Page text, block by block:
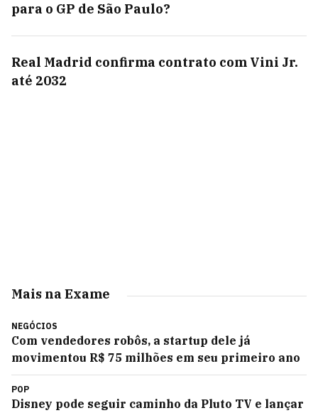
para o GP de São Paulo?
Real Madrid confirma contrato com Vini Jr.
até 2032
Mais na Exame
NEGÓCIOS
Com vendedores robôs, a startup dele já
movimentou R$ 75 milhões em seu primeiro ano
POP
Disney pode seguir caminho da Pluto TV e lançar